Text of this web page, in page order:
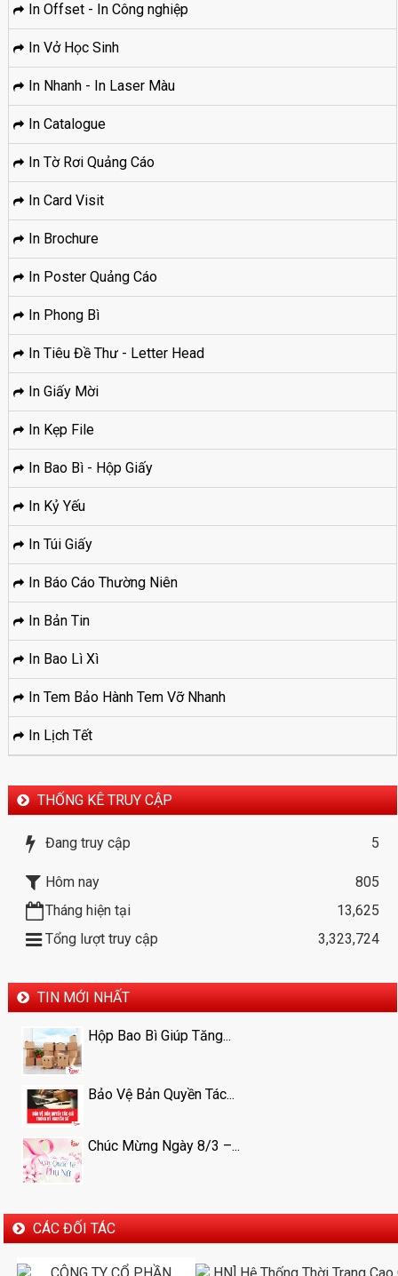
In Offset - In Công nghiệp
In Vở Học Sinh
In Nhanh - In Laser Màu
In Catalogue
In Tờ Rơi Quảng Cáo
In Card Visit
In Brochure
In Poster Quảng Cáo
In Phong Bì
In Tiêu Đề Thư - Letter Head
In Giấy Mời
In Kẹp File
In Bao Bì - Hộp Giấy
In Kỷ Yếu
In Túi Giấy
In Báo Cáo Thường Niên
In Bản Tin
In Bao Lì Xì
In Tem Bảo Hành Tem Vỡ Nhanh
In Lịch Tết
THỐNG KÊ TRUY CẬP
Đang truy cập 5
Hôm nay
805
Tháng hiện tại
13,625
Tổng lượt truy cập
3,323,724
TIN MỚI NHẤT
Hộp Bao Bì Giúp Tăng...
Bảo Vệ Bản Quyền Tác...
Chúc Mừng Ngày 8/3 –...
CÁC ĐỐI TÁC